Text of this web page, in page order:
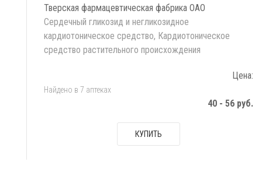
Тверская фармацевтическая фабрика ОАО
Сердечный гликозид и негликозидное
кардиотоническое средство, Кардиотоническое
средство растительного происхождения
Цена:
Найдено в 7 аптеках
40 - 56 руб.
КУПИТЬ